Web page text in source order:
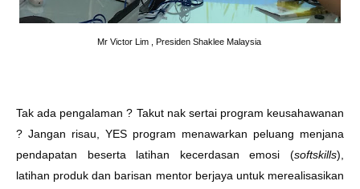
Mr Victor Lim , Presiden Shaklee Malaysia
Tak ada pengalaman ? Takut nak sertai program keusahawanan
? Jangan risau, YES program menawarkan peluang menjana
pendapatan beserta latihan kecerdasan emosi (softskills),
latihan produk dan barisan mentor berjaya untuk merealisasikan